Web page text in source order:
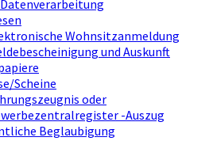
Wohnsitzanmeldung
und Auskunft
Scheine
oder
-Auszug
Beglaubigung